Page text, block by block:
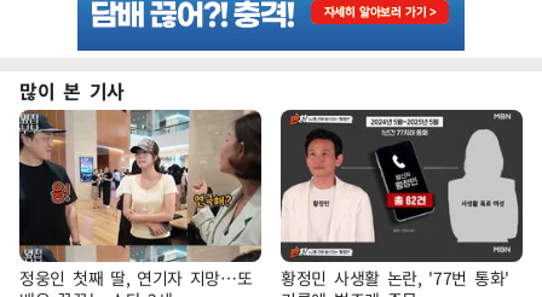
많이 본 기사
정웅인 첫째 딸, 연기자 지망…또
황정민 사생활 논란, '77번 통화'